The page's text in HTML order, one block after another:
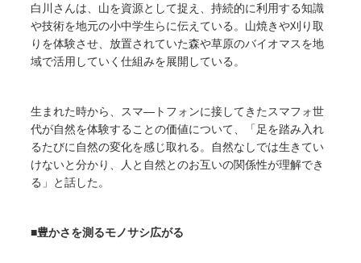
白川さんは、山を資源として捉え、持続的に利用する知識
や技術を地元の小中学生らに伝えている。山焼きや刈り取
りを体験させ、放置されていた森や草原のバイオマスを地
域で活用していく仕組みを展開している。
生まれた時から、スマ―トフォンに接してきたスマフォ世
代が自然を体験することの価値について、「足を踏み入れ
るたびに自然の変化を感じ取れる。自然なしでは生きてい
けないと分かり、人と自然とのお互いの関係性が理解でき
る」と話した。
■豊かさを測るモノサシ広がる